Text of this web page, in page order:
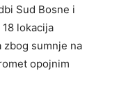
Sud Bosne i
lokacija
zbog sumnje na
opojnim